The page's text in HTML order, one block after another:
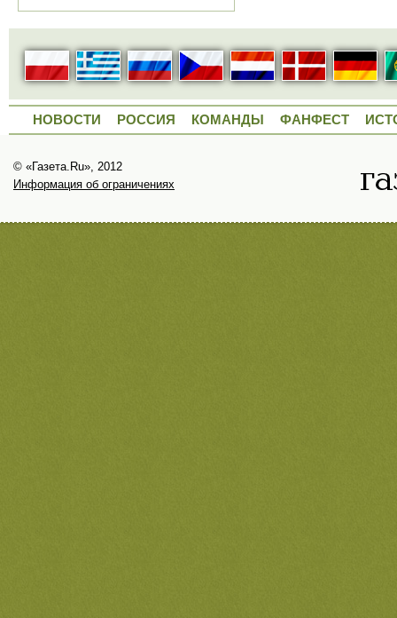
НОВОСТИ РОССИЯ КОМАНДЫ ФАНФЕСТ
© «Газета.Ru», 2012
Информация об ограничениях